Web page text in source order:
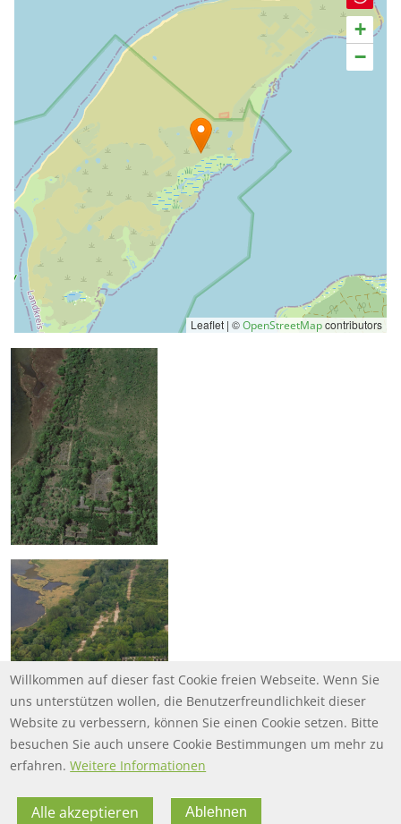
+
−
Leaflet | ©OpenStreetMapcontributors
Willkommen auf dieser fast Cookie freien Webseite. Wenn Sie
uns unterstützen wollen, die Benutzerfreundlichkeit dieser
Website zu verbessern, können Sie einen Cookie setzen. Bitte
besuchen Sie auch unsere Cookie Bestimmungen um mehr zu
erfahren. Weitere Informationen
Alle akzeptieren Ablehnen